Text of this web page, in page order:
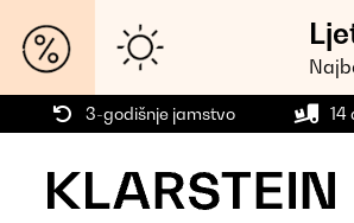
3-godišnje jamstvo 14